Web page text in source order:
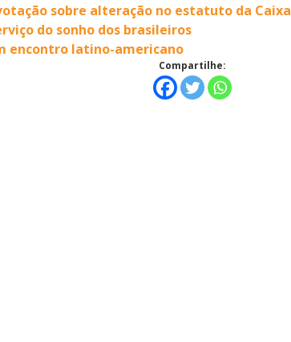
sobre alteração no estatuto da Caixa
do sonho dos brasileiros
encontro latino-americano
Compartilhe: